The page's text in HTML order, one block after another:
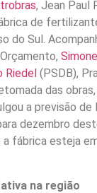
, Jean Paul
de
do Sul.
Riedel (PSDB),
das
a previsão de
dezembro
fábrica esteja
na região